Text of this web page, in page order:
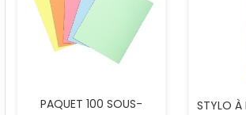
PAQUET 100 SOUS-
STYLO À